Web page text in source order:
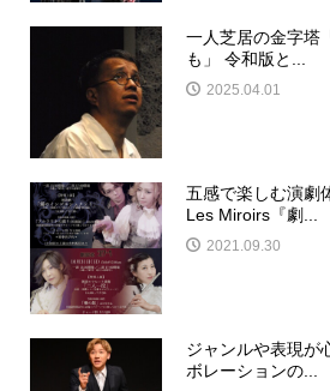
一人芝居の金字塔
も」 令和版と...
2025.04.01
五感で楽しむ演劇
Les Miroirs『劇...
2021.09.30
ジャンルや表現が
ボレーションの...